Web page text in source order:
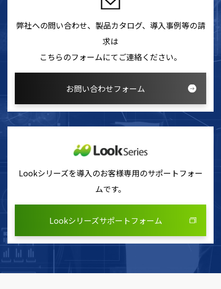
弊社への問い合わせ、製品カタログ、導入事例等の請
求は
こちらのフォームにてご連絡ください。
お問い合わせフォーム
Lookシリーズを導入のお客様専用のサポートフォー
ムです。
Lookシリーズサポートフォーム